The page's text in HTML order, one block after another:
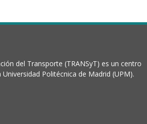
del Transporte (TRANSyT) es un centro
Politécnica de Madrid (UPM).